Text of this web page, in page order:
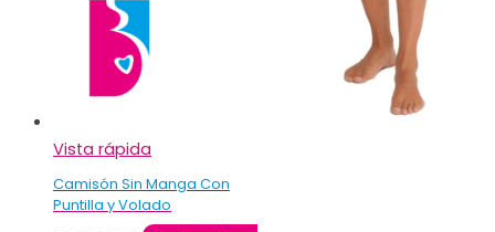
Vista rápida
Camisón Sin Manga Con
Puntilla y Volado